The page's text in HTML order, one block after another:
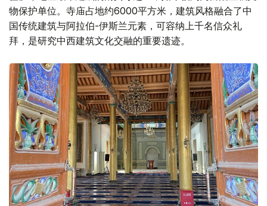
物保护单位。寺庙占地约6000平方米，建筑风格融合了中
国传统建筑与阿拉伯-伊斯兰元素，可容纳上千名信众礼
拜，是研究中西建筑文化交融的重要遗迹。